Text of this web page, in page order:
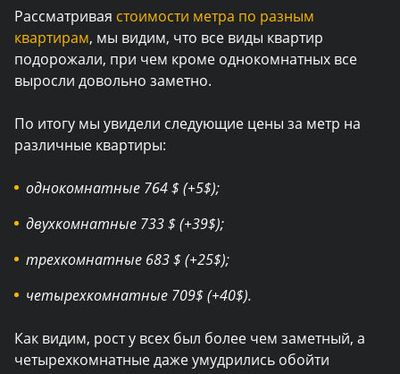
Рассматривая стоимости метра по разным
квартирам, мы видим, что все виды квартир
подорожали, при чем кроме однокомнатных все
выросли довольно заметно.
По итогу мы увидели следующие цены за метр на
различные квартиры:
однокомнатные 764 $ (+5$);
двухкомнатные 733 $ (+39$);
трехкомнатные 683 $ (+25$);
четырехкомнатные 709$ (+40$).
Как видим, рост у всех был более чем заметный, а
четырехкомнатные даже умудрились обойти